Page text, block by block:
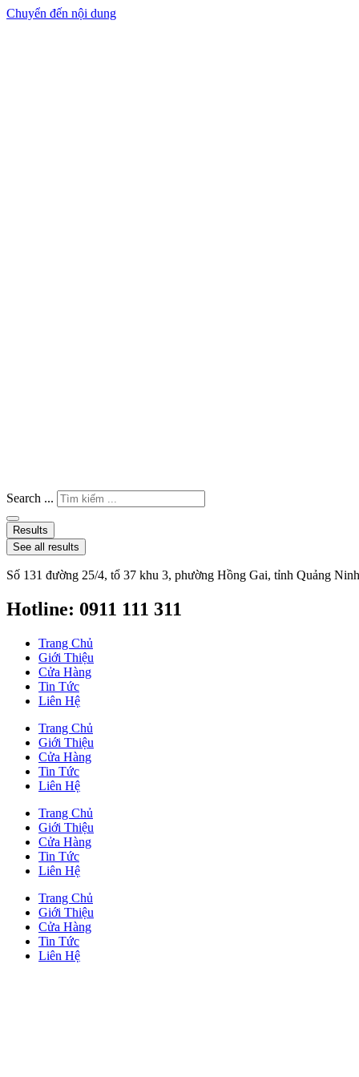
Chuyển đến nội dung
Search ...
Results
See all results
Số 131 đường 25/4, tổ 37 khu 3, phường Hồng Gai, tỉnh Quảng Ninh
Hotline: 0911 111 311
Trang Chủ
Giới Thiệu
Cửa Hàng
Tin Tức
Liên Hệ
Trang Chủ
Giới Thiệu
Cửa Hàng
Tin Tức
Liên Hệ
Trang Chủ
Giới Thiệu
Cửa Hàng
Tin Tức
Liên Hệ
Trang Chủ
Giới Thiệu
Cửa Hàng
Tin Tức
Liên Hệ